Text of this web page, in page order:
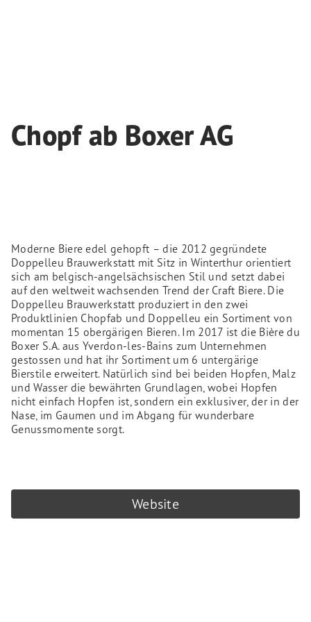
Chopf ab Boxer AG
Moderne Biere edel gehopft – die 2012 gegründete
Doppelleu Brauwerkstatt mit Sitz in Winterthur orientiert
sich am belgisch-angelsächsischen Stil und setzt dabei
auf den weltweit wachsenden Trend der Craft Biere. Die
Doppelleu Brauwerkstatt produziert in den zwei
Produktlinien Chopfab und Doppelleu ein Sortiment von
momentan 15 obergärigen Bieren. Im 2017 ist die Bière du
Boxer S.A. aus Yverdon-les-Bains zum Unternehmen
gestossen und hat ihr Sortiment um 6 untergärige
Bierstile erweitert. Natürlich sind bei beiden Hopfen, Malz
und Wasser die bewährten Grundlagen, wobei Hopfen
nicht einfach Hopfen ist, sondern ein exklusiver, der in der
Nase, im Gaumen und im Abgang für wunderbare
Genussmomente sorgt.
Website